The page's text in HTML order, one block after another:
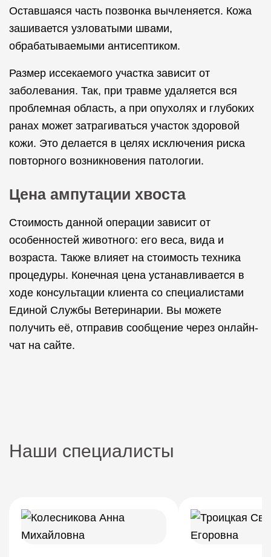
Оставшаяся часть позвонка вычленяется. Кожа
зашивается узловатыми швами,
обрабатываемыми антисептиком.
Размер иссекаемого участка зависит от
заболевания. Так, при травме удаляется вся
проблемная область, а при опухолях и глубоких
ранах может затрагиваться участок здоровой
кожи. Это делается в целях исключения риска
повторного возникновения патологии.
Цена ампутации хвоста
Стоимость данной операции зависит от
особенностей животного: его веса, вида и
возраста. Также влияет на стоимость техника
процедуры. Конечная цена устанавливается в
ходе консультации клиента со специалистами
Единой Службы Ветеринарии. Вы можете
получить её, отправив сообщение через онлайн-
чат на сайте.
Наши специалисты